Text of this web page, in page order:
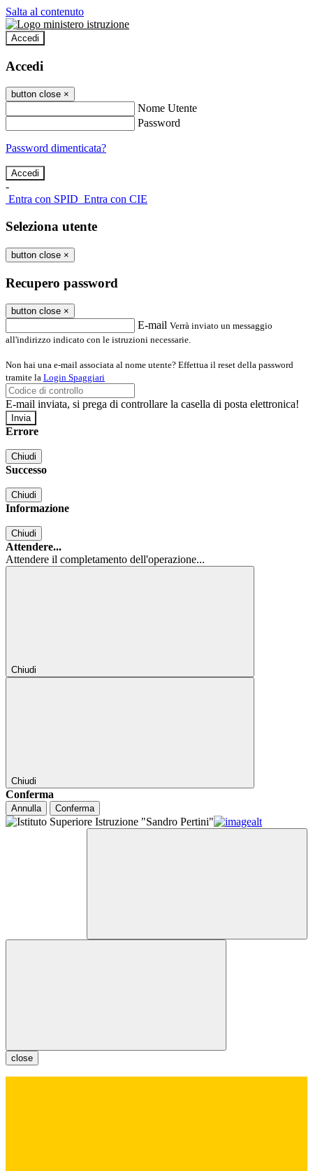
Salta al contenuto
Accedi
Accedi
button close ×
Nome Utente
Password
Password dimenticata?
-
Entra con SPID Entra con CIE
Seleziona utente
button close ×
Recupero password
button close ×
E-mail Verrà inviato un messaggio
all'indirizzo indicato con le istruzioni necessarie.
Non hai una e-mail associata al nome utente? Effettua il reset della password
tramite la Login Spaggiari
E-mail inviata, si prega di controllare la casella di posta elettronica!
Errore
Chiudi
Successo
Chiudi
Informazione
Chiudi
Attendere...
Attendere il completamento dell'operazione...
Chiudi
Chiudi
Conferma
Annulla Conferma
close